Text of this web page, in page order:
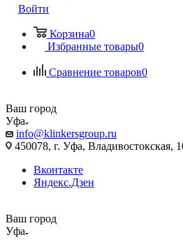
Войти
Корзина0
Избранные товары0
Сравнение товаров0
Ваш город
Уфа
info@klinkersgroup.ru
450078, г. Уфа, Владивостокская,
Вконтакте
Яндекс.Дзен
Ваш город
Уфа